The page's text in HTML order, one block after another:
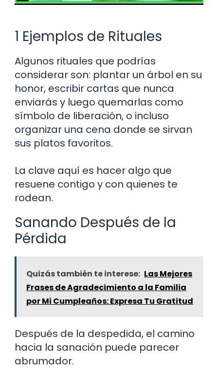
1 Ejemplos de Rituales
Algunos rituales que podrías
considerar son: plantar un árbol en su
honor, escribir cartas que nunca
enviarás y luego quemarlas como
símbolo de liberación, o incluso
organizar una cena donde se sirvan
sus platos favoritos.
La clave aquí es hacer algo que
resuene contigo y con quienes te
rodean.
Sanando Después de la
Pérdida
Quizás también te interese: Las Mejores
Frases de Agradecimiento a la Familia
por Mi Cumpleaños: Expresa Tu Gratitud
Después de la despedida, el camino
hacia la sanación puede parecer
abrumador.